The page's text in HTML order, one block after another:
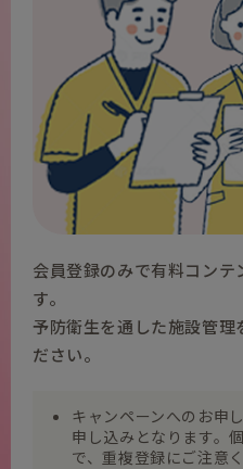
会員登録のみで有料コンテ
す。
予防衛生を通した施設管理
ださい。
キャンペーンへのお申
申し込みとなります。
で、重複登録にご注意く